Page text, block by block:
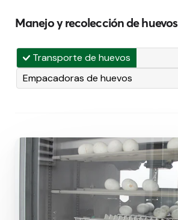
Manejo y recolección de huevos
Transporte de huevos
Empacadoras de huevos